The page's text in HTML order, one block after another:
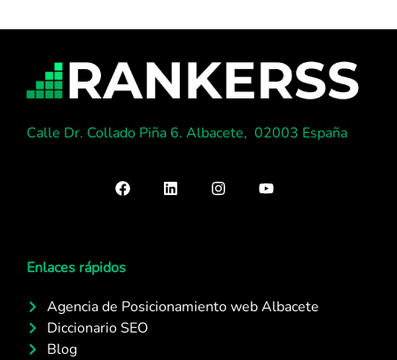
Calle Dr. Collado Piña 6. Albacete, 02003 España
Enlaces rápidos
Agencia de Posicionamiento web Albacete
Diccionario SEO
Blog